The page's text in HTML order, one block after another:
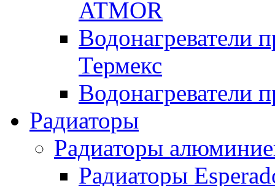
ATMOR
Водонагреватели
Термекс
Водонагреватели
Радиаторы
Радиаторы
Радиаторы